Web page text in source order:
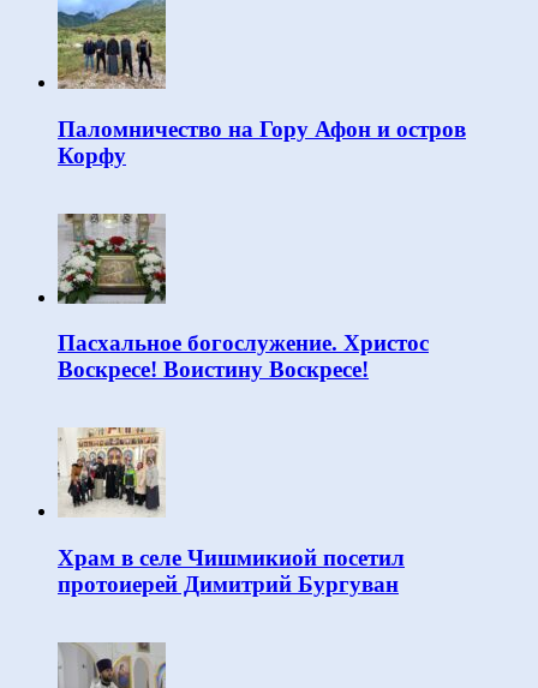
Паломничество на Гору Афон и остров
Корфу
Пасхальное богослужение. Христос
Воскресе! Воистину Воскресе!
Храм в селе Чишмикиой посетил
протоиерей Димитрий Бургуван